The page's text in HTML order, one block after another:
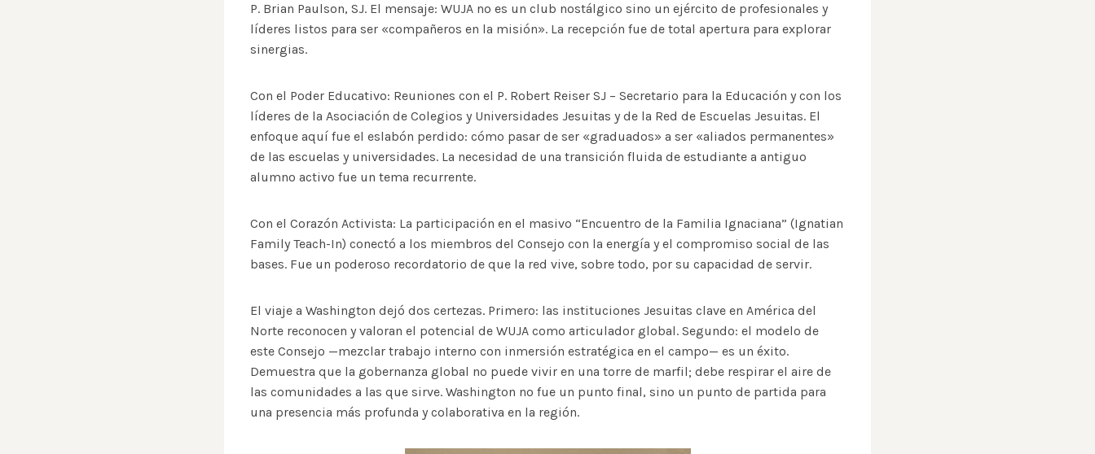
P. Brian Paulson, SJ. El mensaje: WUJA no es un club nostálgico sino un ejército de profesionales y
líderes listos para ser «compañeros en la misión». La recepción fue de total apertura para explorar
sinergias.
Con el Poder Educativo: Reuniones con el P. Robert Reiser SJ – Secretario para la Educación y con los
líderes de la Asociación de Colegios y Universidades Jesuitas y de la Red de Escuelas Jesuitas. El
enfoque aquí fue el eslabón perdido: cómo pasar de ser «graduados» a ser «aliados permanentes»
de las escuelas y universidades. La necesidad de una transición fluida de estudiante a antiguo
alumno activo fue un tema recurrente.
Con el Corazón Activista: La participación en el masivo “Encuentro de la Familia Ignaciana” (Ignatian
Family Teach-In) conectó a los miembros del Consejo con la energía y el compromiso social de las
bases. Fue un poderoso recordatorio de que la red vive, sobre todo, por su capacidad de servir.
El viaje a Washington dejó dos certezas. Primero: las instituciones Jesuitas clave en América del
Norte reconocen y valoran el potencial de WUJA como articulador global. Segundo: el modelo de
este Consejo —mezclar trabajo interno con inmersión estratégica en el campo— es un éxito.
Demuestra que la gobernanza global no puede vivir en una torre de marfil; debe respirar el aire de
las comunidades a las que sirve. Washington no fue un punto final, sino un punto de partida para
una presencia más profunda y colaborativa en la región.